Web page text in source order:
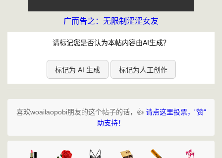
广而告之：无限制涩涩女友
请标记您是否认为本帖内容由AI生成？
标记为 AI 生成 标记为人工创作
喜欢woailaopobi朋友的这个帖子的话，👍 请点这里投票，"赞"
助支持！